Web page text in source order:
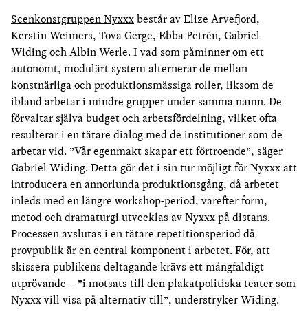
Scenkonstgruppen Nyxxxbestår av Elize Arvefjord,
Kerstin Weimers, Tova Gerge, Ebba Petrén, Gabriel
Widing och Albin Werle. I vad som påminner om ett
autonomt, modulärt system alternerar de mellan
konstnärliga och produktionsmässiga roller, liksom de
ibland arbetar i mindre grupper under samma namn. De
förvaltar själva budget och arbetsfördelning, vilket ofta
resulterar i en tätare dialog med de institutioner som de
arbetar vid. ”Vår egenmakt skapar ett förtroende”, säger
Gabriel Widing. Detta gör det i sin tur möjligt för Nyxxx att
introducera en annorlunda produktionsgång, då arbetet
inleds med en längre workshop-period, varefter form,
metod och dramaturgi utvecklas av Nyxxx på distans.
Processen avslutas i en tätare repetitionsperiod då
provpublik är en central komponent i arbetet. För, att
skissera publikens deltagande krävs ett mångfaldigt
utprövande – ”i motsats till den plakatpolitiska teater som
Nyxxx vill visa på alternativ till”, understryker Widing.